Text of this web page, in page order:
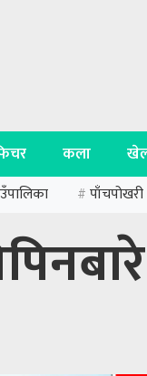
कला
# पाँचपोखरी